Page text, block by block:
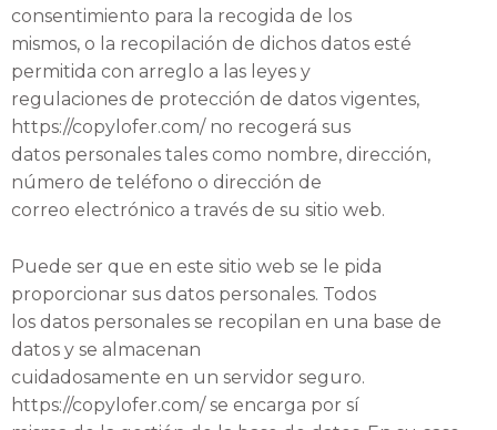
consentimiento para la recogida de los
mismos, o la recopilación de dichos datos esté
permitida con arreglo a las leyes y
regulaciones de protección de datos vigentes,
https://copylofer.com/ no recogerá sus
datos personales tales como nombre, dirección,
número de teléfono o dirección de
correo electrónico a través de su sitio web.
Puede ser que en este sitio web se le pida
proporcionar sus datos personales. Todos
los datos personales se recopilan en una base de
datos y se almacenan
cuidadosamente en un servidor seguro.
https://copylofer.com/ se encarga por sí